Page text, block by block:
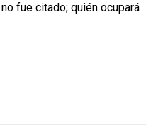
fue citado; quién ocupará